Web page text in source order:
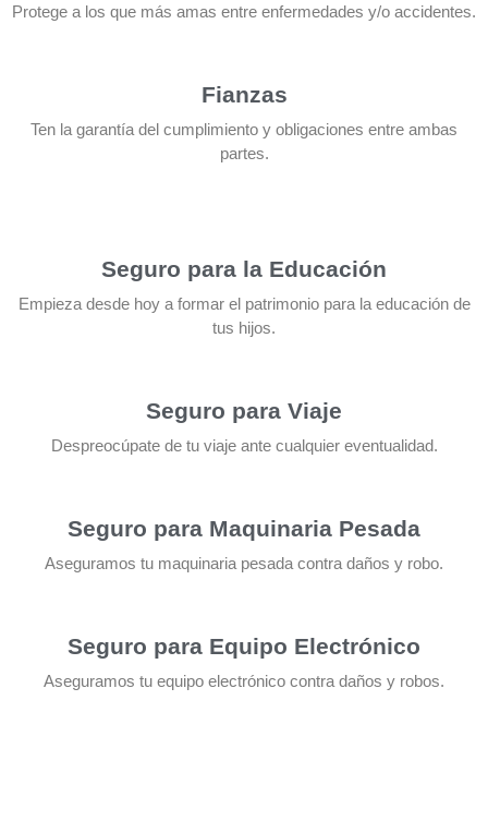
Protege a los que más amas entre enfermedades y/o accidentes.
Fianzas
Ten la garantía del cumplimiento y obligaciones entre ambas
partes.
Seguro para la Educación
Empieza desde hoy a formar el patrimonio para la educación de
tus hijos.
Seguro para Viaje
Despreocúpate de tu viaje ante cualquier eventualidad.
Seguro para Maquinaria Pesada
Aseguramos tu maquinaria pesada contra daños y robo.
Seguro para Equipo Electrónico
Aseguramos tu equipo electrónico contra daños y robos.